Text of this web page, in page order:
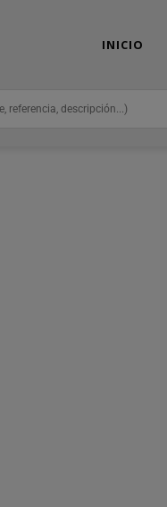
INICIO